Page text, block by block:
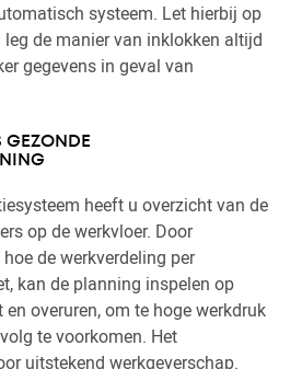
systeem. Let hierbij op
de manier van inklokken altijd
gegevens in geval van
GEZONDE
heeft u overzicht van de
op de werkvloer. Door
de werkverdeling per
kan de planning inspelen op
overuren, om te hoge werkdruk
te voorkomen. Het
uitstekend werkgeverschap.